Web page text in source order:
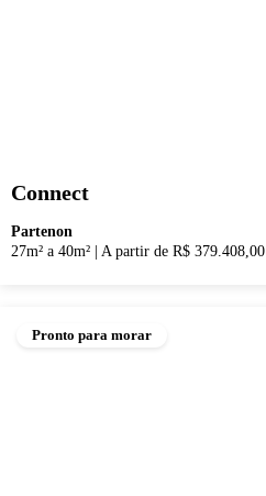
Connect
Partenon
27m² a 40m²
A partir de R$ 379.408,00
Pronto para morar